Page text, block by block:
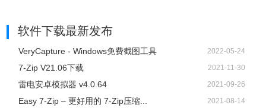
将网页转换为福昕PDF
软件自带将网页转换为福昕PDF的
，点击扩展
图标，你可以将网页转成PDF、附加到其他PDF、创建并邮
软件下载最新发布
VeryCapture - Windows免费截图工具 2022-05-24
7-Zip V21.06下载 2021-11-30
雷电安卓模拟器 v4.0.64 2021-09-26
Easy 7-Zip – 更好用的 7-Zip压缩... 2021-08-14